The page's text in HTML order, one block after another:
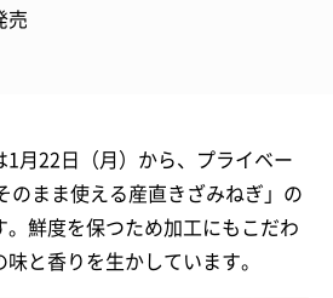
売
1月22日（月）から、プライベー
のまま使える産直きざみねぎ」の
。鮮度を保つため加工にもこだわ
と香りを生かしています。